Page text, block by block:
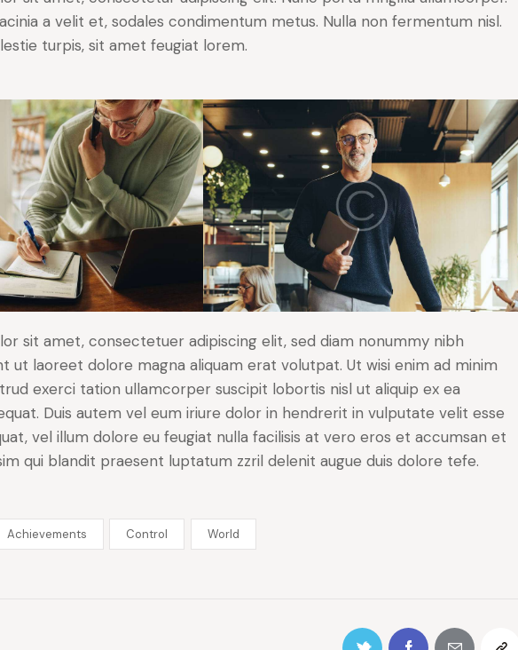
a velit et, sodales condimentum metus. Nulla non fermentum nisl.
turpis, sit amet feugiat lorem.
sit amet, consectetuer adipiscing elit, sed diam nonummy nibh
ut laoreet dolore magna aliquam erat volutpat. Ut wisi enim ad minim
exerci tation ullamcorper suscipit lobortis nisl ut aliquip ex ea
Duis autem vel eum iriure dolor in hendrerit in vulputate velit esse
vel illum dolore eu feugiat nulla facilisis at vero eros et accumsan et
qui blandit praesent luptatum zzril delenit augue duis dolore tefe.
Achievements Control World